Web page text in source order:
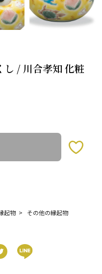
し / 川合孝知 化粧
起物
その他の縁起物